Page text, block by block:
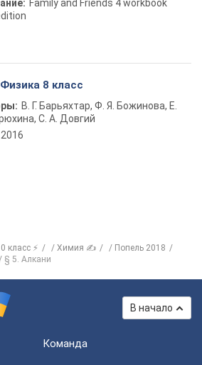
Family and Friends 4 workbook
8 класс
В. Г. Барьяхтар, Ф. Я. Божинова, Е.
С. А. Довгий
2016
класс ⚡ Химия ✍
Попель 2018
§ 5. Алкани
В начало
Команда